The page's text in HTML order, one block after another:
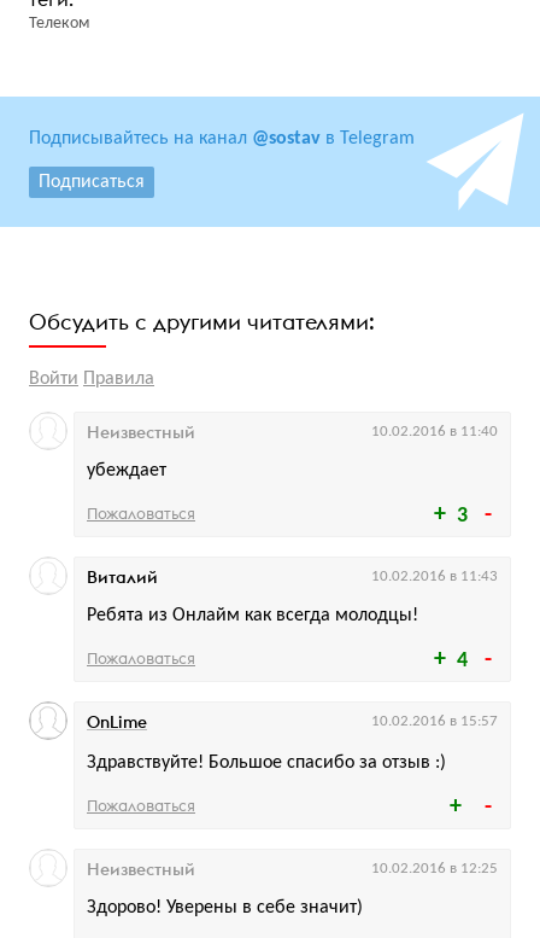
Телеком
Подписывайтесь на канал @sostav в Telegram
Подписаться
Обсудить с другими читателями:
Войти Правила
3
убеждает
Неизвестный 10.02.2016 в 11:40
Пожаловаться
4
Ребята из Онлайм как всегда молодцы!
Виталий 10.02.2016 в 11:43
Пожаловаться
Здравствуйте! Большое спасибо за отзыв :)
OnLime 10.02.2016 в 15:57
Пожаловаться
Здорово! Уверены в себе значит)
Неизвестный 10.02.2016 в 12:25